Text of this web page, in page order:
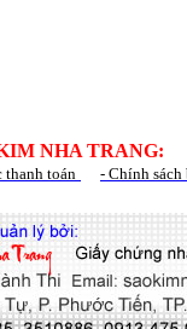
NHA TRANG:
thanh toán - Chính sách